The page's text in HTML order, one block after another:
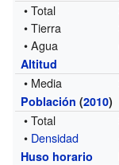
• Total
• Tierra
• Agua
Altitud
• Media
Población (2010)
• Total
• Densidad
Huso horario